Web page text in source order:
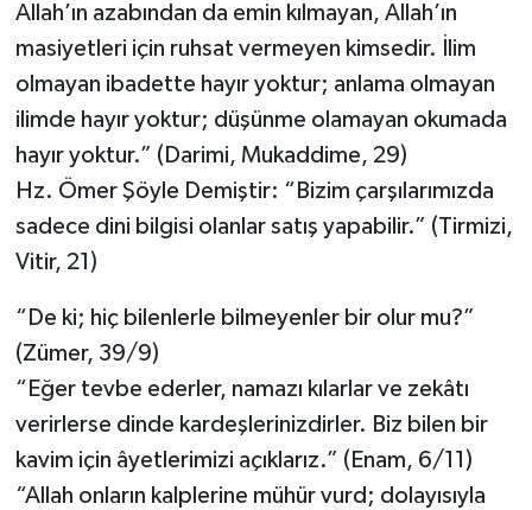
Allah’ın azabından da emin kılmayan, Allah’ın
masiyetleri için ruhsat vermeyen kimsedir. İlim
olmayan ibadette hayır yoktur; anlama olmayan
ilimde hayır yoktur; düşünme olamayan okumada
hayır yoktur.” (Darimi, Mukaddime, 29)
Hz. Ömer Şöyle Demiştir: “Bizim çarşılarımızda
sadece dini bilgisi olanlar satış yapabilir.” (Tirmizi,
Vitir, 21)
“De ki; hiç bilenlerle bilmeyenler bir olur mu?”
(Zümer, 39/9)
“Eğer tevbe ederler, namazı kılarlar ve zekâtı
verirlerse dinde kardeşlerinizdirler. Biz bilen bir
kavim için âyetlerimizi açıklarız.” (Enam, 6/11)
“Allah onların kalplerine mühür vurd; dolayısıyla